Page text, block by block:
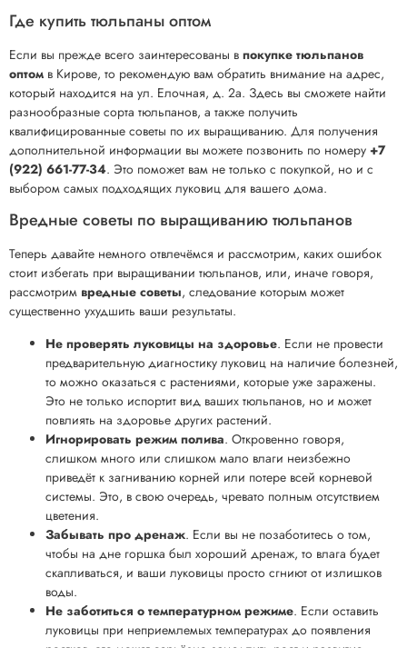
Где купить тюльпаны оптом
Если вы прежде всего заинтересованы в покупке тюльпанов
оптом в Кирове, то рекомендую вам обратить внимание на адрес,
который находится на ул. Елочная, д. 2а. Здесь вы сможете найти
разнообразные сорта тюльпанов, а также получить
квалифицированные советы по их выращиванию. Для получения
дополнительной информации вы можете позвонить по номеру +7
(922) 661-77-34. Это поможет вам не только с покупкой, но и с
выбором самых подходящих луковиц для вашего дома.
Вредные советы по выращиванию тюльпанов
Теперь давайте немного отвлечёмся и рассмотрим, каких ошибок
стоит избегать при выращивании тюльпанов, или, иначе говоря,
рассмотрим вредные советы, следование которым может
существенно ухудшить ваши результаты.
Не проверять луковицы на здоровье. Если не провести
предварительную диагностику луковиц на наличие болезней,
то можно оказаться с растениями, которые уже заражены.
Это не только испортит вид ваших тюльпанов, но и может
повлиять на здоровье других растений.
Игнорировать режим полива. Откровенно говоря,
слишком много или слишком мало влаги неизбежно
приведёт к загниванию корней или потере всей корневой
системы. Это, в свою очередь, чревато полным отсутствием
цветения.
Забывать про дренаж. Если вы не позаботитесь о том,
чтобы на дне горшка был хороший дренаж, то влага будет
скапливаться, и ваши луковицы просто сгниют от излишков
воды.
Не заботиться о температурном режиме. Если оставить
луковицы при неприемлемых температурах до появления